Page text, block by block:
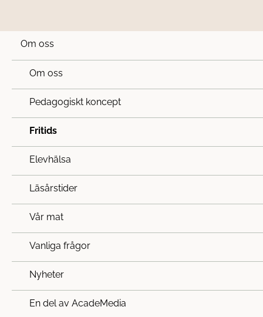
Om oss
Om oss
Pedagogiskt koncept
Fritids
Elevhälsa
Läsårstider
Vår mat
Vanliga frågor
Nyheter
En del av AcadeMedia